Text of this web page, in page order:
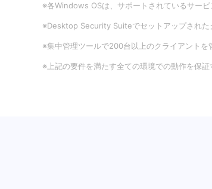
※各Windows OSは、サポートされているサービ
※Desktop Security Suiteでセットアップされた
※集中管理ツールで200台以上のクライアントを
※上記の要件を満たす全ての環境での動作を保証